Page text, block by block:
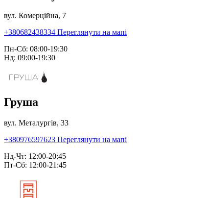
вул. Комерційна, 7
+380682438334 Переглянути на мапі
Пн-Сб: 08:00-19:30
Нд: 09:00-19:30
Груша
вул. Металургів, 33
+380976597623 Переглянути на мапі
Нд-Чт: 12:00-20:45
Пт-Сб: 12:00-21:45